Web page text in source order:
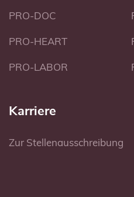
PRO-DOC
PRO-HEART
PRO-LABOR
Karriere
Zur Stellenausschreibung